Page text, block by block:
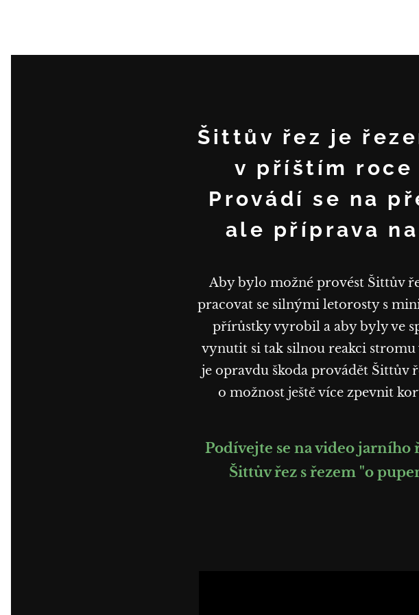
Šittův řez je
v příštím roce
Provádí se na
ale příprava
Aby bylo možné provést Šittův
pracovat se silnými letorosty s
přírůstky vyrobil a aby byly ve
vynutit si tak silnou reakci stromu
je opravdu škoda provádět Šittův
o možnost ještě více zpevnit
Podívejte se na video
Šittův řez s řezem "o